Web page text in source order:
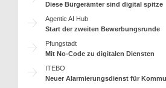
Diese Bürgerämter sind digital spitze
Agentic AI Hub
Start der zweiten Bewerbungsrunde
Pfungstadt
Mit No-Code zu digitalen Diensten
ITEBO
Neuer Alarmierungsdienst für